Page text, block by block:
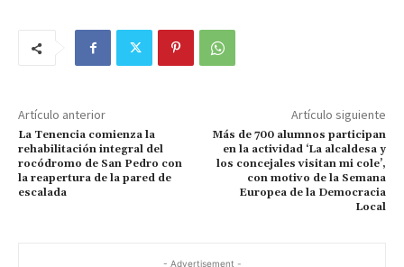
Artículo anterior
La Tenencia comienza la
rehabilitación integral del
rocódromo de San Pedro con
la reapertura de la pared de
escalada
Artículo siguiente
Más de 700 alumnos participan
en la actividad ‘La alcaldesa y
los concejales visitan mi cole’,
con motivo de la Semana
Europea de la Democracia
Local
- Advertisement -